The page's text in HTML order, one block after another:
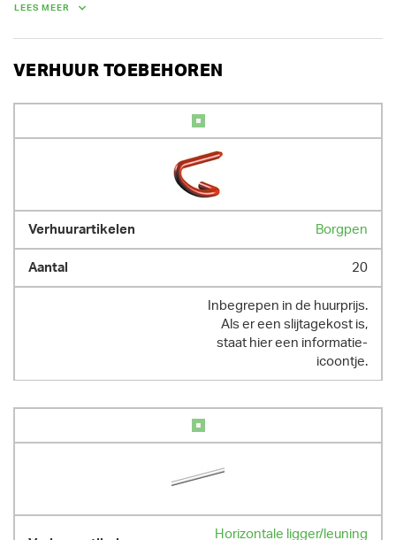
inbegrepen in de prijs.
steigerhoogte: 11,60 m
werkhoogte: 12,35 m
LEES MEER
VERHUUR TOEBEHOREN
Borgpen
20
Inbegrepen in de huurprijs.
Als er een slijtagekost is,
staat hier een informatie-
icoontje.
Horizontale ligger/leuning